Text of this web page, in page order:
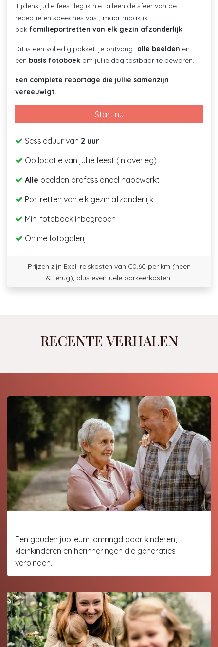
Tijdens jullie feest leg ik niet alleen de sfeer van de
receptie en speeches vast, maar maak ik
ook familieportretten van elk gezin afzonderlijk
Dit is een volledig pakket: je ontvangt alle beelden én
een basis fotoboek om jullie dag tastbaar te bewaren.
Een complete reportage die jullie samenzijn
vereeuwigt.
Start nu
Sessieduur van 2 uur
Op locatie van jullie feest (in overleg)
Alle beelden professioneel nabewerkt
Portretten van elk gezin afzonderlijk
Mini fotoboek inbegrepen
Online fotogalerij
Prijzen zijn Excl. reiskosten van €0,60 per km (heen
& terug), plus eventuele parkeerkosten.
RECENTE VERHALEN
Een gouden jubileum, omringd door kinderen,
kleinkinderen en herinneringen die generaties
verbinden.